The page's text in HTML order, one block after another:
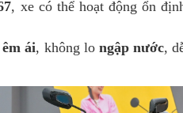
, xe có thể hoạt động ổn
êm ái, không lo ngập nước,